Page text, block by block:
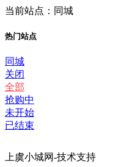
当前站点：同城
热门站点
同城
关闭
全部
抢购中
未开始
已结束
上虞小城网-技术支持